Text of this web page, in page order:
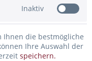
mehr
Inaktiv
Ihnen die bestmögliche
Ihre Auswahl der
speichern.